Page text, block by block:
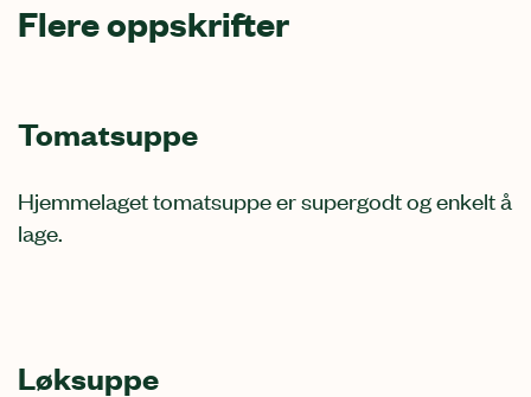
Flere oppskrifter
Tomatsuppe
Hjemmelaget tomatsuppe er supergodt og enkelt å
lage.
Løksuppe